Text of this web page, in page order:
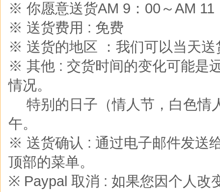
※ 你愿意送货AM 9：00～AM
※ 送货费用 : 免费
※ 送货的地区 ：我们可以当天
※ 其他 : 交货时间的变化可能是
情况。
※特别的日子（情人节，白色情
午。
※ 送货确认 : 通过电子邮件发送
顶部的菜单。
※ Paypal 取消 : 如果您因个人改